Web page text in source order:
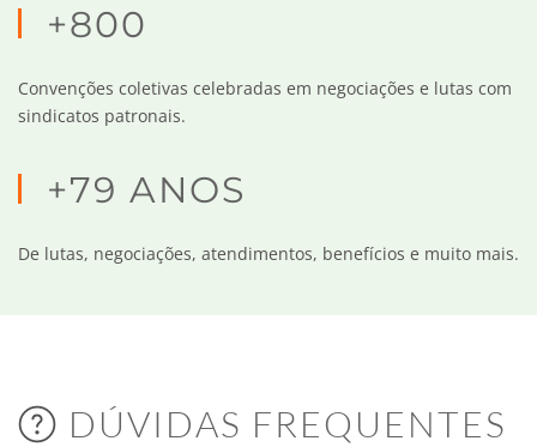
+800
Convenções coletivas celebradas em negociações e lutas com
sindicatos patronais.
+79 ANOS
De lutas, negociações, atendimentos, benefícios e muito mais.
DÚVIDAS FREQUENTES